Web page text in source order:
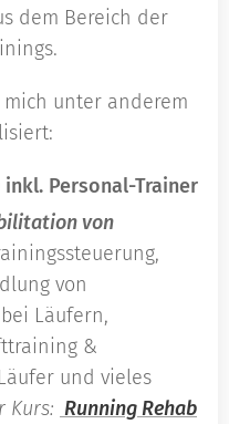
dem Bereich der
mich unter anderem
Personal-Trainer
von
von
Läufern,
&
und vieles
Kurs: Running Rehab